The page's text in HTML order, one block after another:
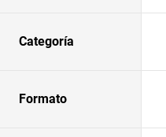
Categoría
Formato